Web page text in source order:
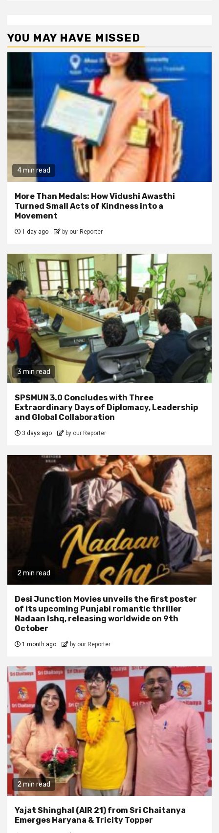
YOU MAY HAVE MISSED
4 min read
More Than Medals: How Vidushi Awasthi
Turned Small Acts of Kindness into a
Movement
1 day ago by our Reporter
3 min read
SPSMUN 3.0 Concludes with Three
Extraordinary Days of Diplomacy, Leadership
and Global Collaboration
3 days ago by our Reporter
2 min read
Desi Junction Movies unveils the first poster
of its upcoming Punjabi romantic thriller
Nadaan Ishq, releasing worldwide on 9th
October
1 month ago by our Reporter
2 min read
Yajat Shinghal (AIR 21) from Sri Chaitanya
Emerges Haryana & Tricity Topper